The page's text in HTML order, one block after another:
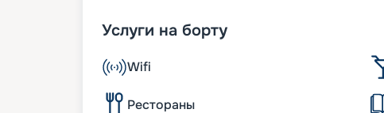
корабле может разместиться до 2 550
атриум с прозрачным фортепиано и
• длина – 294 м;
• скорость – 23 узла;
Услуги на борту
Wifi
Рестораны